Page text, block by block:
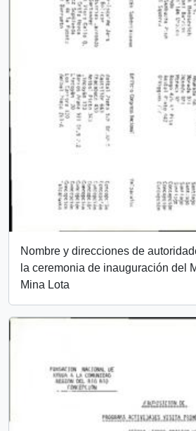
Nombre y direcciones de
la ceremonia de inauguración del
Mina Lota